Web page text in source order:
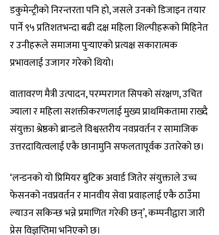
डकुमेन्ट्रीको निरन्तरता पनि हो, जसले उनको डिजाइन तयार
पार्ने ९५ प्रतिशतभन्दा बढी दक्ष महिला शिल्पीहरूको मिहिनेत
र उनीहरूले समाजमा पुर्‍याएको प्रत्यक्ष सकारात्मक
प्रभावलाई उजागर गरेको थियो।
वातावरण मैत्री उत्पादन, परम्परागत सिपको संरक्षण, उचित
ज्याला र महिला सशक्तीकरणलाई मुख्य प्राथमिकतामा राख्दै
संयुक्ता श्रेष्ठको ब्रान्डले विश्वस्तरीय नवप्रवर्तन र सामाजिक
उत्तरदायित्वलाई एकै छानामुनि सफलतापूर्वक उतारेको छ।
‘लन्डनको यो प्रिमियर बुटिक अवार्ड जितेर संयुक्ताले उच्च
फेसनको नवप्रवर्तन र मानवीय सेवा प्रवाहलाई एकै ठाउँमा
ल्याउन सकिन्छ भन्ने प्रमाणित गरेकी छन्’, कम्पनीद्वारा जारी
प्रेस विज्ञप्तिमा भनिएको छ।